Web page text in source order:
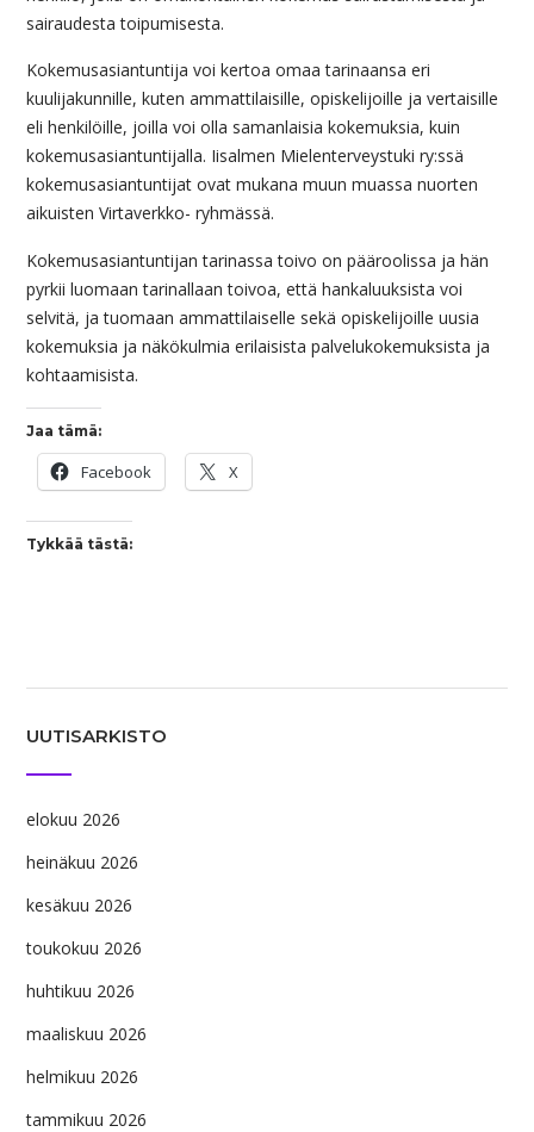
sairaudesta toipumisesta.
Kokemusasiantuntija voi kertoa omaa tarinaansa eri
kuulijakunnille, kuten ammattilaisille, opiskelijoille ja vertaisille
eli henkilöille, joilla voi olla samanlaisia kokemuksia, kuin
kokemusasiantuntijalla. Iisalmen Mielenterveystuki ry:ssä
kokemusasiantuntijat ovat mukana muun muassa nuorten
aikuisten Virtaverkko- ryhmässä.
Kokemusasiantuntijan tarinassa toivo on pääroolissa ja hän
pyrkii luomaan tarinallaan toivoa, että hankaluuksista voi
selvitä, ja tuomaan ammattilaiselle sekä opiskelijoille uusia
kokemuksia ja näkökulmia erilaisista palvelukokemuksista ja
kohtaamisista.
Jaa tämä:
Facebook X
Tykkää tästä:
UUTISARKISTO
elokuu 2026
heinäkuu 2026
kesäkuu 2026
toukokuu 2026
huhtikuu 2026
maaliskuu 2026
helmikuu 2026
tammikuu 2026